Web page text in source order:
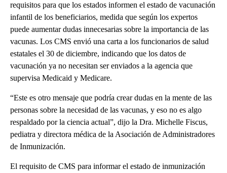
requisitos para que los estados informen el estado de vacunación
infantil de los beneficiarios, medida que según los expertos
puede aumentar dudas innecesarias sobre la importancia de las
vacunas. Los CMS envió una carta a los funcionarios de salud
estatales el 30 de diciembre, indicando que los datos de
vacunación ya no necesitan ser enviados a la agencia que
supervisa Medicaid y Medicare.
“Este es otro mensaje que podría crear dudas en la mente de las
personas sobre la necesidad de las vacunas, y eso no es algo
respaldado por la ciencia actual”, dijo la Dra. Michelle Fiscus,
pediatra y directora médica de la Asociación de Administradores
de Inmunización.
El requisito de CMS para informar el estado de inmunización